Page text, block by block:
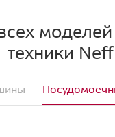
техники Neff